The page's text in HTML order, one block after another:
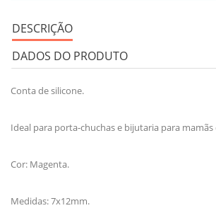
DESCRIÇÃO
DADOS DO PRODUTO
Conta de silicone.
Ideal para porta-chuchas e bijutaria para mamãs
Cor: Magenta.
Medidas: 7x12mm.